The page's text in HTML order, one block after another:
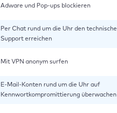
Adware und Pop-ups blockieren
Per Chat rund um die Uhr den
Support erreichen
Mit VPN anonym surfen
E-Mail-Konten rund um die Uhr auf
Kennwortkompromittierung überwachen